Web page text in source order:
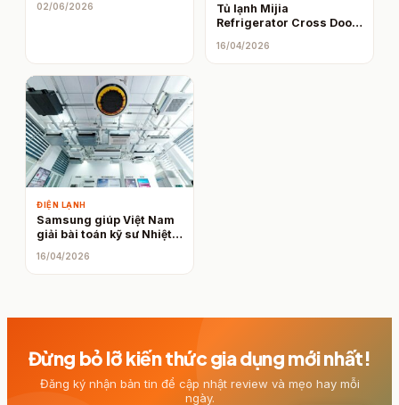
02/06/2026
Tủ lạnh Mijia
Refrigerator Cross Door
4 cửa, nhiều ngăn linh
hoạt và có thể điều khiển
16/04/2026
ĐIỆN LẠNH
Samsung giúp Việt Nam
giải bài toán kỹ sư Nhiệt –
16/04/2026
Đừng bỏ lỡ kiến thức gia dụng mới nhất!
Đăng ký nhận bản tin để cập nhật review và mẹo hay mỗi
ngày.